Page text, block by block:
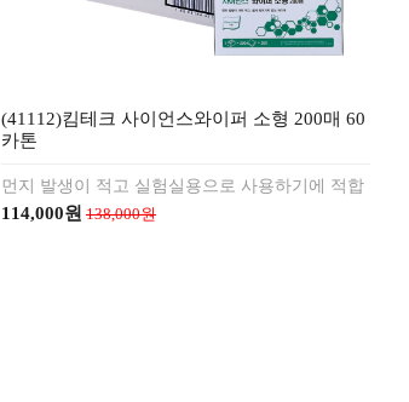
(41112)킴테크 사이언스와이퍼 소형 200매 60
카톤
먼지 발생이 적고 실험실용으로 사용하기에 적합
114,000원 138,000원